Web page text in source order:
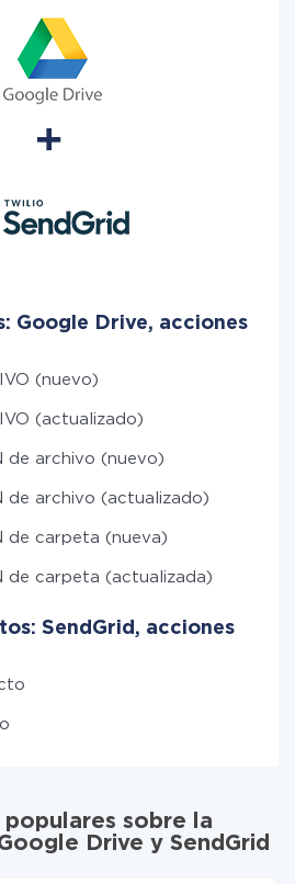
Google Drive, acciones
(nuevo)
(actualizado)
de archivo (nuevo)
de archivo (actualizado)
de carpeta (nueva)
de carpeta (actualizada)
SendGrid, acciones
populares sobre la
Drive y SendGrid